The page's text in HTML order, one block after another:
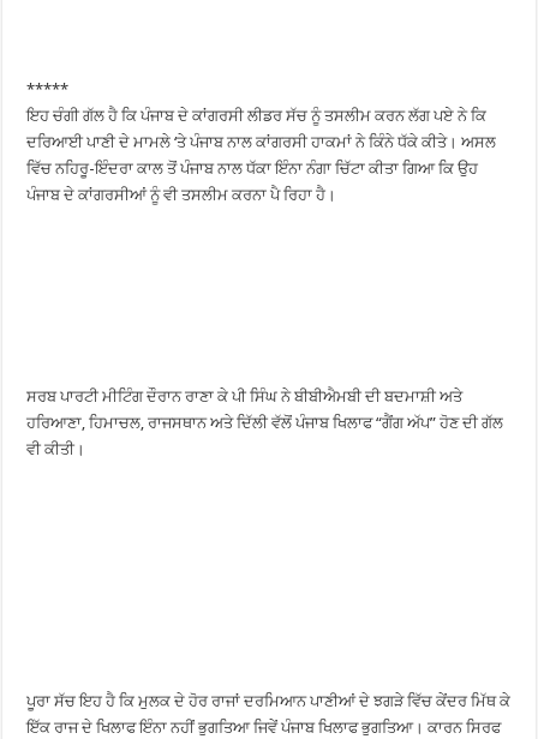
*****
ਇਹ ਚੰਗੀ ਗੱਲ ਹੈ ਕਿ ਪੰਜਾਬ ਦੇ ਕਾਂਗਰਸੀ ਲੀਡਰ ਸੱਚ ਨੂੰ ਤਸਲੀਮ ਕਰਨ ਲੱਗ ਪਏ ਨੇ ਕਿ
ਦਰਿਆਈ ਪਾਣੀ ਦੇ ਮਾਮਲੇ ‘ਤੇ ਪੰਜਾਬ ਨਾਲ ਕਾਂਗਰਸੀ ਹਾਕਮਾਂ ਨੇ ਕਿੰਨੇ ਧੱਕੇ ਕੀਤੇ। ਅਸਲ
ਵਿੱਚ ਨਹਿਰੂ-ਇੰਦਰਾ ਕਾਲ ਤੋਂ ਪੰਜਾਬ ਨਾਲ ਧੱਕਾ ਇੰਨਾ ਨੰਗਾ ਚਿੱਟਾ ਕੀਤਾ ਗਿਆ ਕਿ ਉਹ
ਪੰਜਾਬ ਦੇ ਕਾਂਗਰਸੀਆਂ ਨੂੰ ਵੀ ਤਸਲੀਮ ਕਰਨਾ ਪੈ ਰਿਹਾ ਹੈ।
ਸਰਬ ਪਾਰਟੀ ਮੀਟਿੰਗ ਦੌਰਾਨ ਰਾਣਾ ਕੇ ਪੀ ਸਿੰਘ ਨੇ ਬੀਬੀਐਮਬੀ ਦੀ ਬਦਮਾਸ਼ੀ ਅਤੇ
ਹਰਿਆਣਾ, ਹਿਮਾਚਲ, ਰਾਜਸਥਾਨ ਅਤੇ ਦਿੱਲੀ ਵੱਲੋਂ ਪੰਜਾਬ ਖਿਲਾਫ “ਗੈਂਗ ਅੱਪ” ਹੋਣ ਦੀ ਗੱਲ
ਵੀ ਕੀਤੀ।
ਪੂਰਾ ਸੱਚ ਇਹ ਹੈ ਕਿ ਮੁਲਕ ਦੇ ਹੋਰ ਰਾਜਾਂ ਦਰਮਿਆਨ ਪਾਣੀਆਂ ਦੇ ਝਗੜੇ ਵਿੱਚ ਕੇਂਦਰ ਮਿੱਥ ਕੇ
ਇੱਕ ਰਾਜ ਦੇ ਖਿਲਾਫ ਇੰਨਾ ਨਹੀਂ ਭੁਗਤਿਆ ਜਿਵੇਂ ਪੰਜਾਬ ਖਿਲਾਫ ਭੁਗਤਿਆ। ਕਾਰਨ ਸਿਰਫ